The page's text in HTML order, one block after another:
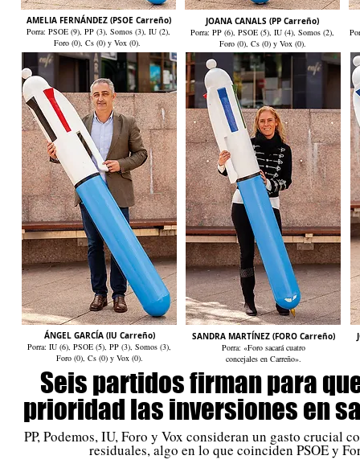
AMELIA FERNÁNDEZ (PSOE Carreño)
Porra: PSOE (9), PP (3), Somos (3), IU (2),
Foro (0), Cs (0) y Vox (0).
Seis partidos firman para
prioridad las inversiones en
PP, Podemos, IU, Foro y Vox consideran un gasto crucial
residuales, algo en lo que coinciden PSOE y
JOANA CANALS (PP Carreño)
Porra: PP (6), PSOE (5), IU (4), Somos (2),
Foro (0), Cs (0) y Vox (0).
SANDRA MARTÍNEZ (FORO Carreño)
Porra: «Foro sacará cuatro
concejales en Carreño».
ÁNGEL GARCÍA (IU Carreño)
Porra: IU (6), PSOE (5), PP (3), Somos (3),
Foro (0), Cs (0) y Vox (0).